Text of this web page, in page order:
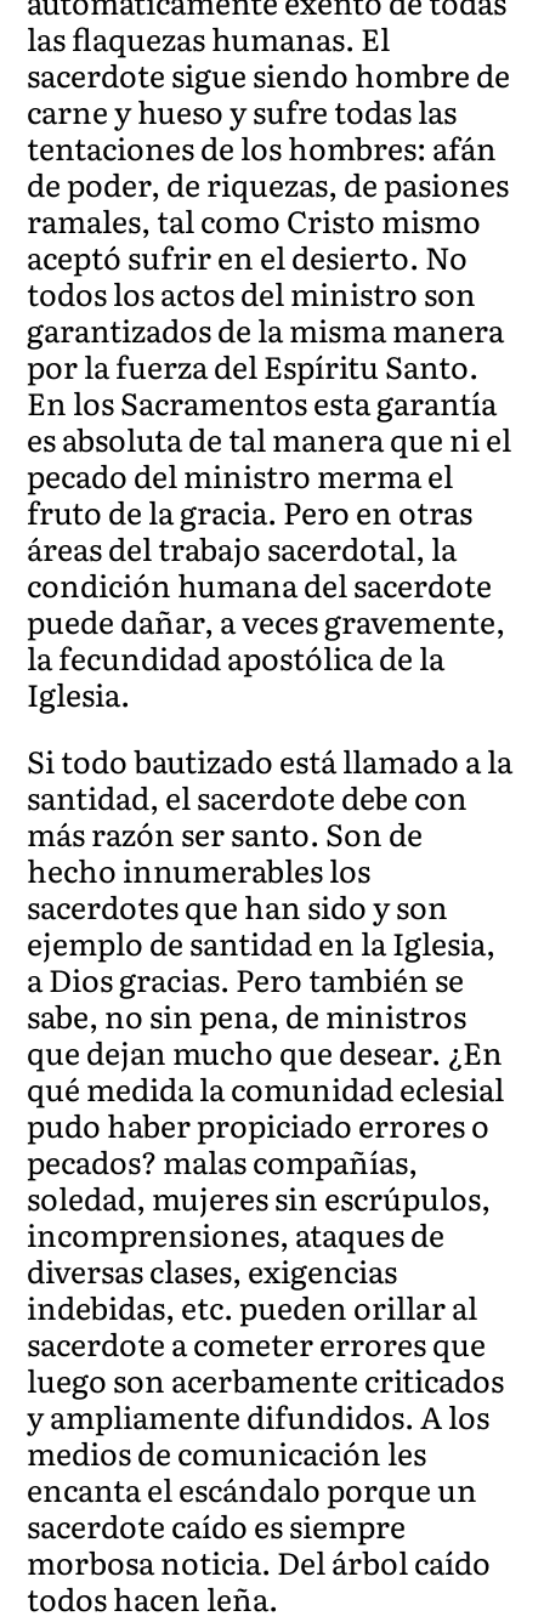
las flaquezas humanas. El
sacerdote sigue siendo hombre de
carne y hueso y sufre todas las
tentaciones de los hombres: afán
de poder, de riquezas, de pasiones
ramales, tal como Cristo mismo
aceptó sufrir en el desierto. No
todos los actos del ministro son
garantizados de la misma manera
por la fuerza del Espíritu Santo.
En los Sacramentos esta garantía
es absoluta de tal manera que ni el
pecado del ministro merma el
fruto de la gracia. Pero en otras
áreas del trabajo sacerdotal, la
condición humana del sacerdote
puede dañar, a veces gravemente,
la fecundidad apostólica de la
Iglesia.
Si todo bautizado está llamado a la
santidad, el sacerdote debe con
más razón ser santo. Son de
hecho innumerables los
sacerdotes que han sido y son
ejemplo de santidad en la Iglesia,
a Dios gracias. Pero también se
sabe, no sin pena, de ministros
que dejan mucho que desear. ¿En
qué medida la comunidad eclesial
pudo haber propiciado errores o
pecados? malas compañías,
soledad, mujeres sin escrúpulos,
incomprensiones, ataques de
diversas clases, exigencias
indebidas, etc. pueden orillar al
sacerdote a cometer errores que
luego son acerbamente criticados
y ampliamente difundidos. A los
medios de comunicación les
encanta el escándalo porque un
sacerdote caído es siempre
morbosa noticia. Del árbol caído
todos hacen leña.